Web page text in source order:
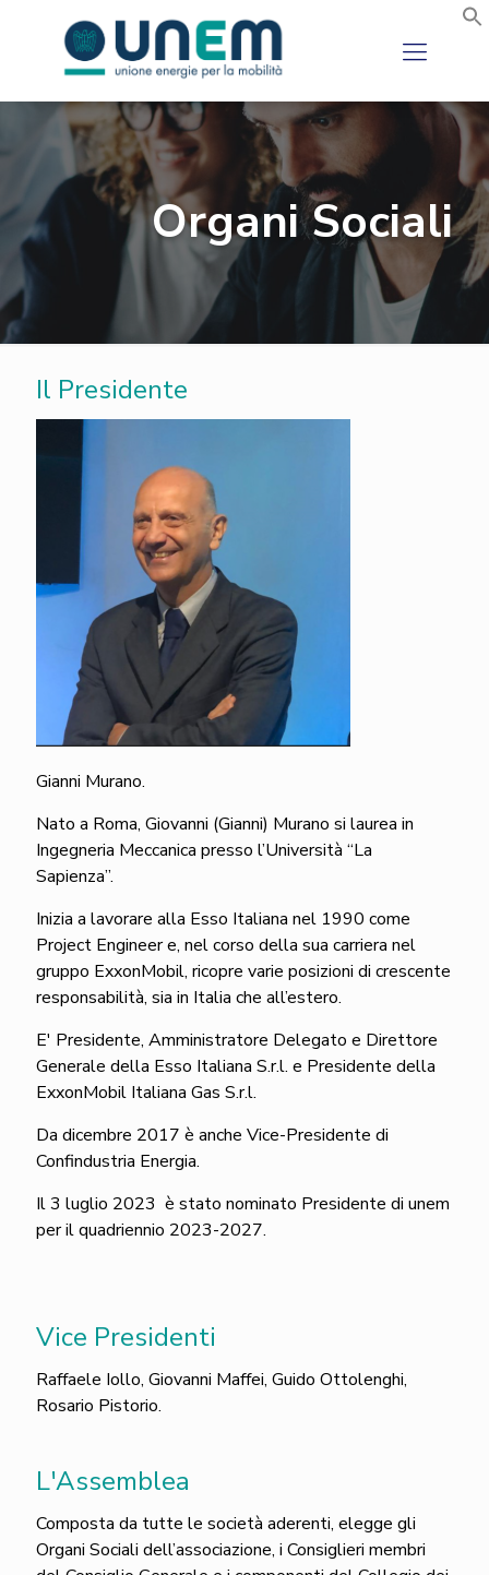
Organi Sociali
Il Presidente
Gianni Murano.
Nato a Roma, Giovanni (Gianni) Murano si laurea in
Ingegneria Meccanica presso l’Università “La
Sapienza”.
Inizia a lavorare alla Esso Italiana nel 1990 come
Project Engineer e, nel corso della sua carriera nel
gruppo ExxonMobil, ricopre varie posizioni di crescente
responsabilità, sia in Italia che all’estero.
E' Presidente, Amministratore Delegato e Direttore
Generale della Esso Italiana S.r.l. e Presidente della
ExxonMobil Italiana Gas S.r.l.
Da dicembre 2017 è anche Vice-Presidente di
Confindustria Energia.
Il 3 luglio 2023 è stato nominato Presidente di unem
per il quadriennio 2023-2027.
Vice Presidenti
Raffaele Iollo, Giovanni Maffei, Guido Ottolenghi,
Rosario Pistorio.
L'Assemblea
Composta da tutte le società aderenti, elegge gli
Organi Sociali dell’associazione, i Consiglieri membri